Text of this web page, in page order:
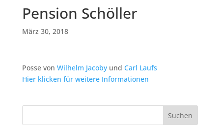
Pension Schöller
März 30, 2018
Posse von Wilhelm Jacobyund Carl Laufs
Hier klicken für weitere Informationen